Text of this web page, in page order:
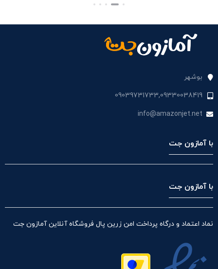
بستن
بوشهر
09039731733,09330038419
info@amazonjet.net
با آمازون جت
با آمازون جت
نماد اعتماد و درگاه پرداخت امن زرین پال فروشگاه آنلاین آمازون جت